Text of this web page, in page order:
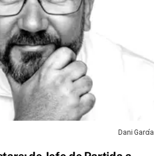
Dani García